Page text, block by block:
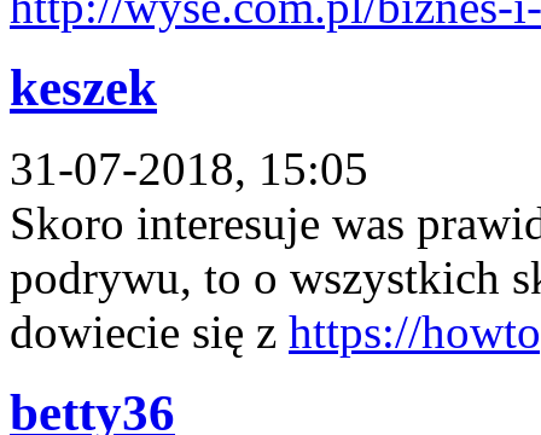
keszek
31-07-2018, 15:05
Skoro interesuje was
podrywu, to o wszystkich
dowiecie się z https://
betty36